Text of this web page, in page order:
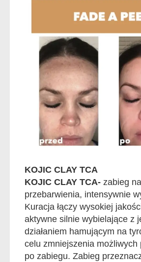
KOJIC CLAY TCA
KOJIC CLAY TCA- zabieg na
przebarwienia, intensywnie
Kuracja łączy wysokiej
aktywne silnie wybielające z
działaniem hamującym na
celu zmniejszenia możliwych
po zabiegu. Zabieg